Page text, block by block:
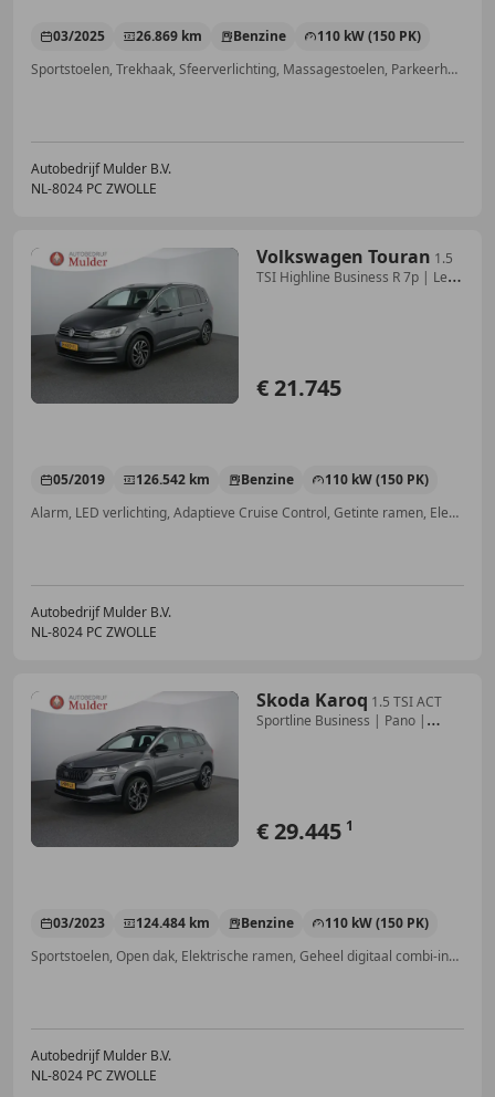
03/2025 26.869 km Benzine
110 kW (150 PK)
Sportstoelen, Trekhaak, Sfeerverlichting, Massagestoelen, Parkeerhulp met camera, Inductieladen voor smartphones, Verblindingsvrij grootlicht, LED verlichting
Autobedrijf Mulder B.V.
NL-8024 PC ZWOLLE
Volkswagen Touran 1.5
TSI Highline Business R 7p | Led
€ 21.745
05/2019 126.542 km Benzine
110 kW (150 PK)
Alarm, LED verlichting, Adaptieve Cruise Control, Getinte ramen, Elektrische achterklep, Lichtmetalen velgen, Parkeerhulp voor, Massagestoelen
Autobedrijf Mulder B.V.
NL-8024 PC ZWOLLE
Skoda Karoq 1.5 TSI ACT
Sportline Business | Pano |
€ 29.445 1
03/2023 124.484 km Benzine
110 kW (150 PK)
Sportstoelen, Open dak, Elektrische ramen, Geheel digitaal combi-instrument, Panorama dak, Automatische klimaatregeling, 3 zones, Parkeerhulp voor, Parkeerhulp met camera
Autobedrijf Mulder B.V.
NL-8024 PC ZWOLLE